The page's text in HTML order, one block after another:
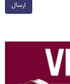
ارسال